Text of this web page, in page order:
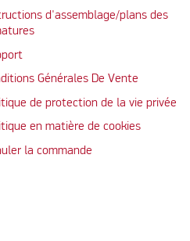
d'assemblage/plans des
Générales De Vente
de protection de la vie privée
en matière de cookies
la commande